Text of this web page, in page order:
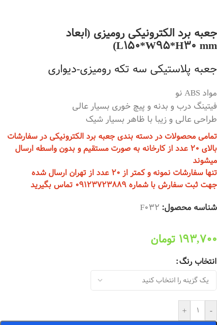
جعبه برد الکترونیکی رومیزی (ابعاد
L150*W95*H30 mm)
جعبه پلاستیکی سه تکه رومیزی-دیواری
مواد ABS نو
فیتینگ درب و بدنه و پیچ خوری بسیار عالی
طراحی عالی و زیبا با ظاهر بسیار شیک
تمامی محصولات در دسته بندی جعبه برد الکترونیکی در سفارشات
بالای 20 عدد از کارخانه به صورت مستقیم و بدون واسطه ارسال
میشوند
تنها سفارشات نمونه و کمتر از 20 عدد از تهران ارسال شده
جهت ثبت سفارش با شماره 09123723889 تماس بگیرید
شناسه محصول: F032
193,700 تومان
انتخاب رنگ
-
+